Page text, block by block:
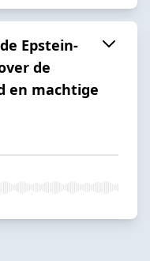
Epstein-
de
en machtige